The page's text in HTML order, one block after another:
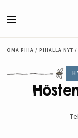
OMA PIHA / PIHALLA NYT /